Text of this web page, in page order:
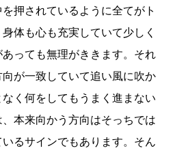
押されているように全てがト
体も心も充実していて少しく
っても無理がききます。それ
が一致していて追い風に吹か
く何をしてもうまく進まない
本来向かう方向はそっちでは
るサインでもあります。そん